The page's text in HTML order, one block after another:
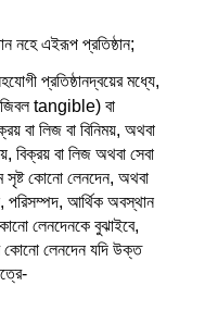
নহে এইরূপ প্রতিষ্ঠান;
প্রতিষ্ঠানদ্বয়ের মধ্যে,
tangible) বা
বা লিজ বা বিনিময়, অথবা
বিক্রয় বা লিজ অথবা সেবা
সৃষ্ট কোনো লেনদেন, অথবা
পরিসম্পদ, আর্থিক অবস্থান
লেনদেনকে বুঝাইবে,
লেনদেন যদি উক্ত